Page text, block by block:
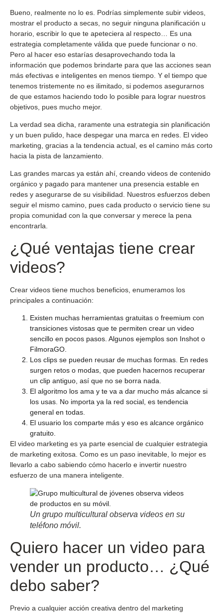
Bueno, realmente no lo es. Podrías simplemente subir videos,
mostrar el producto a secas, no seguir ninguna planificación u
horario, escribir lo que te apeteciera al respecto… Es una
estrategia completamente válida que puede funcionar o no.
Pero al hacer eso estarías desaprovechando toda la
información que podemos brindarte para que las acciones sean
más efectivas e inteligentes en menos tiempo. Y el tiempo que
tenemos tristemente no es ilimitado, si podemos asegurarnos
de que estamos haciendo todo lo posible para lograr nuestros
objetivos, pues mucho mejor.
La verdad sea dicha, raramente una estrategia sin planificación
y un buen pulido, hace despegar una marca en redes. El video
marketing, gracias a la tendencia actual, es el camino más corto
hacia la pista de lanzamiento.
Las grandes marcas ya están ahí, creando videos de contenido
orgánico y pagado para mantener una presencia estable en
redes y asegurarse de su visibilidad. Nuestros esfuerzos deben
seguir el mismo camino, pues cada producto o servicio tiene su
propia comunidad con la que conversar y merece la pena
encontrarla.
¿Qué ventajas tiene crear
videos?
Crear videos tiene muchos beneficios, enumeramos los
principales a continuación:
Existen muchas herramientas gratuitas o freemium con
transiciones vistosas que te permiten crear un video
sencillo en pocos pasos. Algunos ejemplos son Inshot o
FilmoraGO.
Los clips se pueden reusar de muchas formas. En redes
surgen retos o modas, que pueden hacernos recuperar
un clip antiguo, así que no se borra nada.
El algoritmo los ama y te va a dar mucho más alcance si
los usas. No importa ya la red social, es tendencia
general en todas.
El usuario los comparte más y eso es alcance orgánico
gratuito.
El video marketing es ya parte esencial de cualquier estrategia
de marketing exitosa. Como es un paso inevitable, lo mejor es
llevarlo a cabo sabiendo cómo hacerlo e invertir nuestro
esfuerzo de una manera inteligente.
Un grupo multicultural observa videos en su
teléfono móvil.
Quiero hacer un video para
vender un producto… ¿Qué
debo saber?
Previo a cualquier acción creativa dentro del marketing